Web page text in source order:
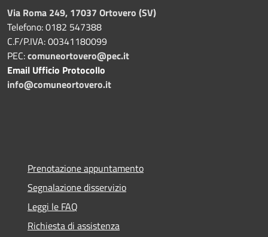
Via Roma 249, 17037 Ortovero (SV)
Telefono: 0182 547388
C.F/P.IVA: 00341180099
PEC:comuneortovero@pec.it
Email Ufficio Protocollo
info@comuneortovero.it
Prenotazione appuntamento
Segnalazione disservizio
Leggi le FAQ
Richiesta di assistenza